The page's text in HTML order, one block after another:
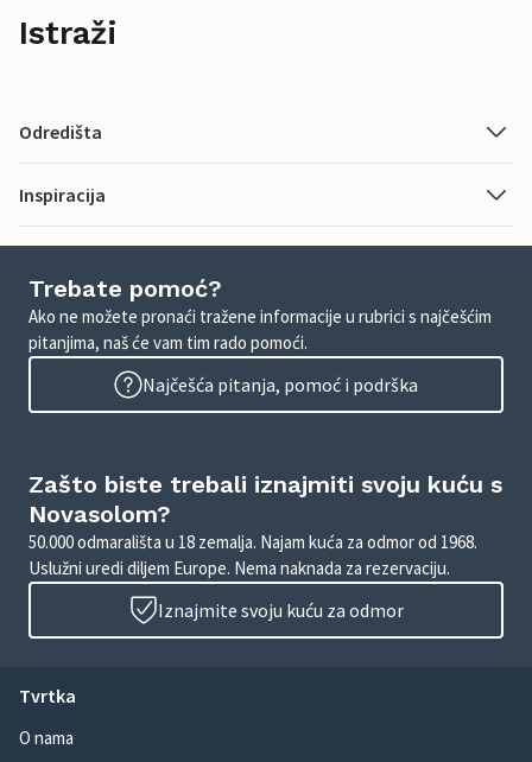
Istraži
Odredišta
Inspiracija
Trebate pomoć?
Ako ne možete pronaći tražene informacije u rubrici s najčešćim
pitanjima, naš će vam tim rado pomoći.
Najčešća pitanja, pomoć i podrška
Zašto biste trebali iznajmiti svoju kuću s
Novasolom?
50.000 odmarališta u 18 zemalja. Najam kuća za odmor od 1968.
Uslužni uredi diljem Europe. Nema naknada za rezervaciju.
Iznajmite svoju kuću za odmor
Tvrtka
O nama